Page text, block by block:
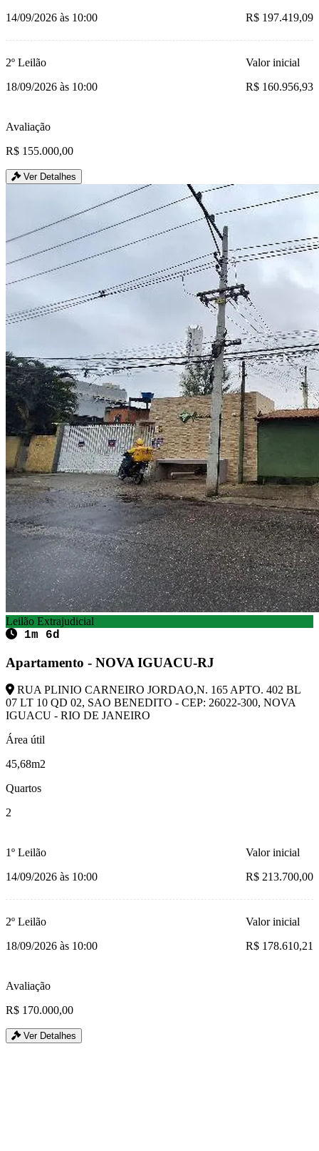
14/09/2026 às 10:00
R$ 197.419,09
2º Leilão
18/09/2026 às 10:00
Valor inicial
R$ 160.956,93
Avaliação
R$ 155.000,00
Ver Detalhes
Leilão Extrajudicial
1m 6d
Apartamento - NOVA IGUACU-RJ
RUA PLINIO CARNEIRO JORDAO,N. 165 APTO. 402 BL
07 LT 10 QD 02, SAO BENEDITO - CEP: 26022-300, NOVA
IGUACU - RIO DE JANEIRO
Área útil
45,68m2
Quartos
2
1º Leilão
14/09/2026 às 10:00
Valor inicial
R$ 213.700,00
2º Leilão
18/09/2026 às 10:00
Valor inicial
R$ 178.610,21
Avaliação
R$ 170.000,00
Ver Detalhes